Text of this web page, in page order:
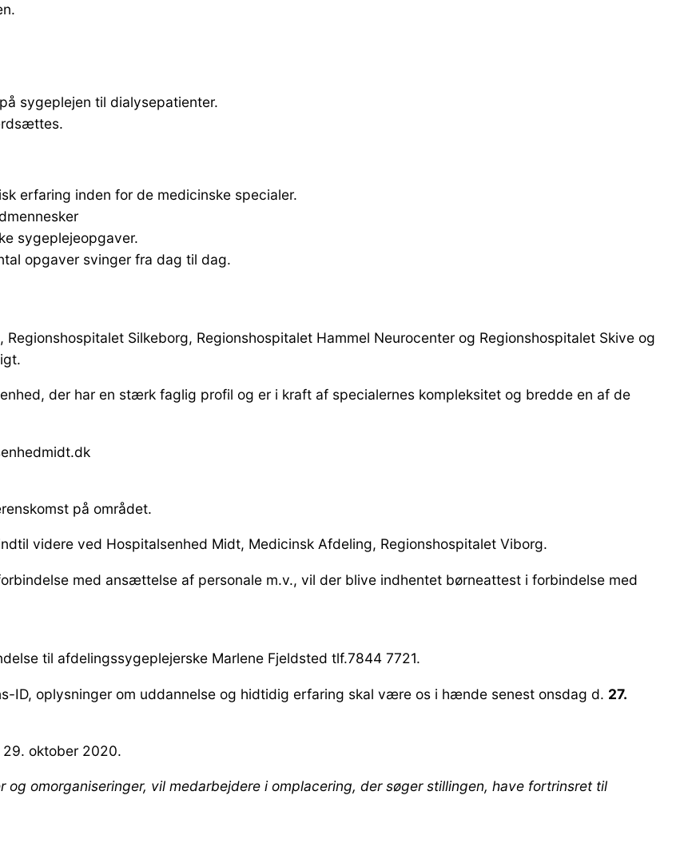
sygeplejen til dialysepatienter.
erfaring inden for de medicinske specialer.
sygeplejeopgaver.
opgaver svinger fra dag til dag.
Silkeborg, Regionshospitalet Hammel Neurocenter og Regionshospitalet Skive og
der har en stærk faglig profil og er i kraft af specialernes kompleksitet og bredde en af de
på området.
videre ved Hospitalsenhed Midt, Medicinsk Afdeling, Regionshospitalet Viborg.
med ansættelse af personale m.v., vil der blive indhentet børneattest i forbindelse med
til afdelingssygeplejerske Marlene Fjeldsted tlf.7844 7721.
ID, oplysninger om uddannelse og hidtidig erfaring skal være os i hænde senest onsdag d. 27.
oktober 2020.
omorganiseringer, vil medarbejdere i omplacering, der søger stillingen, have fortrinsret til